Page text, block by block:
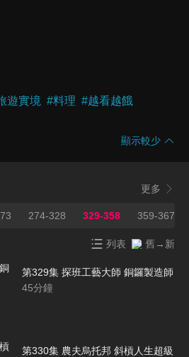
遊實境 #料理 #越看越餓
顯示較少
更多
274-328 329-358 359-367
列表 舊→新
第329集 探班工藝大師 銅鑼製造師
45分鐘
第330集 農夫烏托邦 斜槓人生超級